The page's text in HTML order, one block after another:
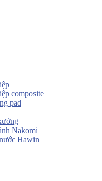
composite
pad
Nakomi
Hawin